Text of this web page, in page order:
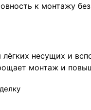
к монтажу
несущих и
монтаж и